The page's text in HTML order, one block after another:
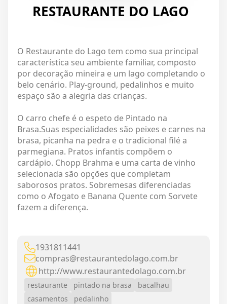
RESTAURANTE DO LAGO
O Restaurante do Lago tem como sua principal
característica seu ambiente familiar, composto
por decoração mineira e um lago completando o
belo cenário. Play-ground, pedalinhos e muito
espaço são a alegria das crianças.
O carro chefe é o espeto de Pintado na
Brasa.Suas especialidades são peixes e carnes na
brasa, picanha na pedra e o tradicional filé a
parmegiana. Pratos infantis compõem o
cardápio. Chopp Brahma e uma carta de vinho
selecionada são opções que completam
saborosos pratos. Sobremesas diferenciadas
como o Afogato e Banana Quente com Sorvete
fazem a diferença.
1931811441
compras@restaurantedolago.com.br
http://www.restaurantedolago.com.br
restaurante pintado na brasa
bacalhau
casamentos
pedalinho